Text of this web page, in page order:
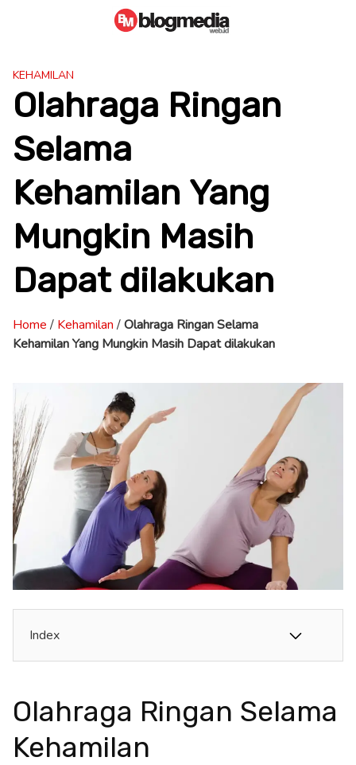
KEHAMILAN
Olahraga Ringan
Selama
Kehamilan Yang
Mungkin Masih
Dapat dilakukan
Home / Kehamilan /Olahraga Ringan Selama
Kehamilan Yang Mungkin Masih Dapat dilakukan
Index
Olahraga Ringan Selama
Kehamilan